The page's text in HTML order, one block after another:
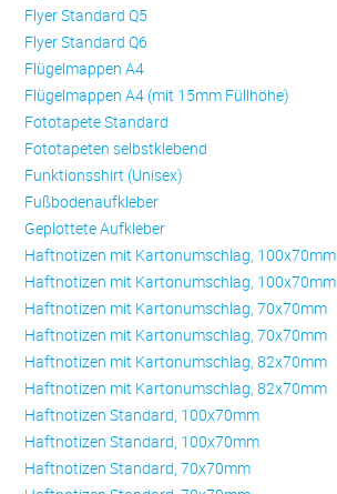
Flyer Standard Q5
Flyer Standard Q6
Flügelmappen A4
Flügelmappen A4 (mit 15mm Füllhöhe)
Fototapete Standard
Fototapeten selbstklebend
Funktionsshirt (Unisex)
Fußbodenaufkleber
Geplottete Aufkleber
Haftnotizen mit Kartonumschlag, 100x70mm
Haftnotizen mit Kartonumschlag, 100x70mm
Haftnotizen mit Kartonumschlag, 70x70mm
Haftnotizen mit Kartonumschlag, 70x70mm
Haftnotizen mit Kartonumschlag, 82x70mm
Haftnotizen mit Kartonumschlag, 82x70mm
Haftnotizen Standard, 100x70mm
Haftnotizen Standard, 100x70mm
Haftnotizen Standard, 70x70mm